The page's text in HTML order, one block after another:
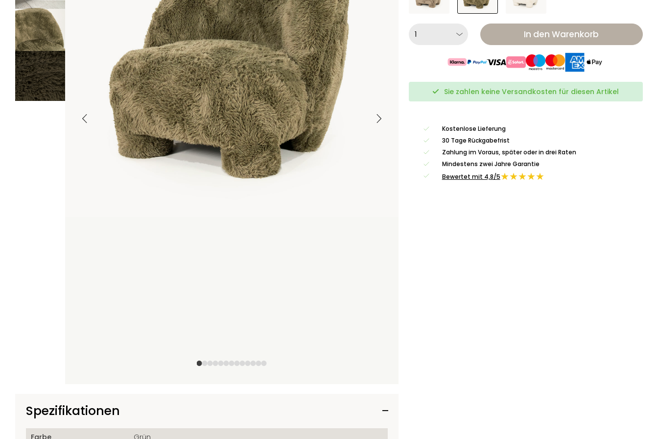
Spezifikationen
Farbe Grün
In den Warenkorb
Sie zahlen keine Versandkosten für diesen Artikel
Kostenlose Lieferung
30 Tage Rückgabefrist
Zahlung im Voraus, später oder in drei Raten
Mindestens zwei Jahre Garantie
Bewertet mit 4,8/5★★★★★